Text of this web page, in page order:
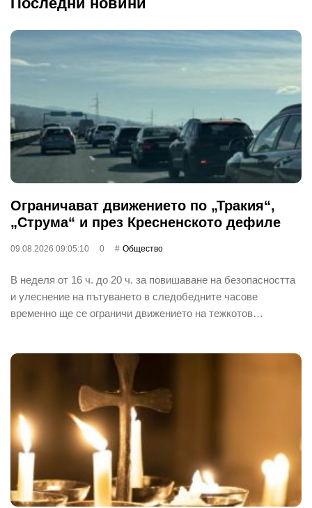
Ограничават движението по „Тракия“,
„Струма“ и през Кресненското дефиле
09.08.2026 09:05:10 0 Общество
В неделя от 16 ч. до 20 ч. за повишаване на безопасността
и улеснение на пътуването в следобедните часове
временно ще се ограничи движението на тежкотов…